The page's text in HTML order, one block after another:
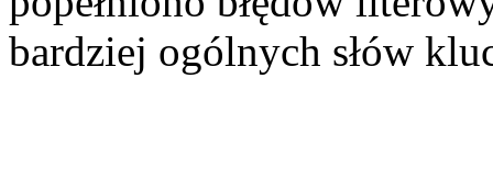
bardziej ogólnych słów